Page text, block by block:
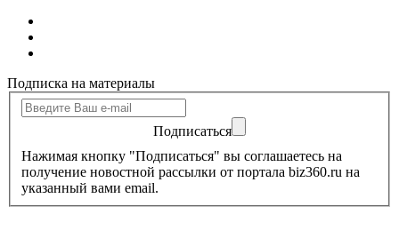
Подписка на материалы
Подписаться
Нажимая кнопку "Подписаться" вы соглашаетесь на
получение новостной рассылки от портала biz360.ru на
указанный вами email.